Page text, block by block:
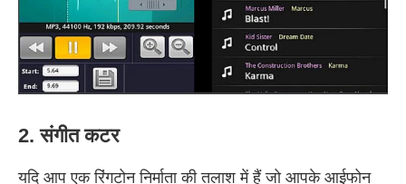
2. संगीत कटर
यदि आप एक रिंगटोन निर्माता की तलाश में हैं जो आपके आईफोन